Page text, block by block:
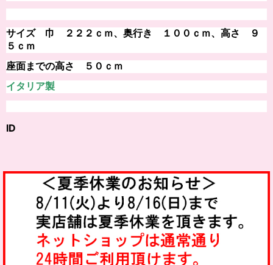
サイズ 巾 ２２２ｃｍ、 奥行き １００ｃｍ、高さ ９
５ｃｍ
座面までの高さ ５０ｃｍ
イタリア製
ID